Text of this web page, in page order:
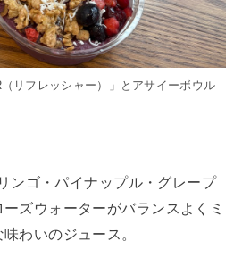
リフレッシャー）」とアサイーボウル
ンゴ・パイナップル・グレープ
ズウォーターがバランスよくミ
わいのジュース。